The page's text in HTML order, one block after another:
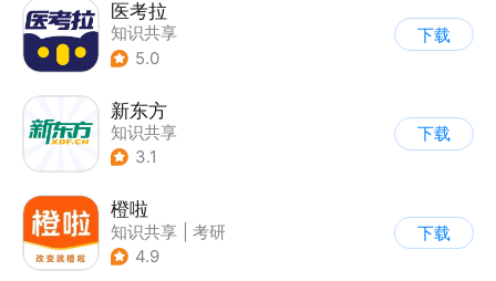
医考拉
知识共享
5.0
下载
新东方
知识共享
3.1
下载
橙啦
知识共享
考研
4.9
下载